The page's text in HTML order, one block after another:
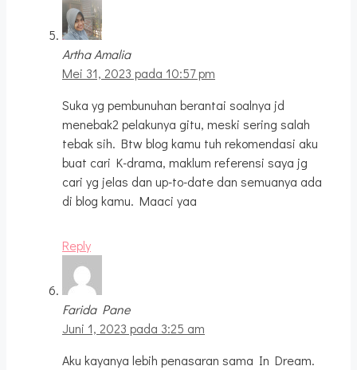
Artha Amalia
Mei 31, 2023 pada 10:57 pm
Suka yg pembunuhan berantai soalnya jd
menebak2 pelakunya gitu, meski sering salah
tebak sih. Btw blog kamu tuh rekomendasi aku
buat cari K-drama, maklum referensi saya jg
cari yg jelas dan up-to-date dan semuanya ada
di blog kamu. Maaci yaa
Reply
Farida Pane
Juni 1, 2023 pada 3:25 am
Aku kayanya lebih penasaran sama In Dream.